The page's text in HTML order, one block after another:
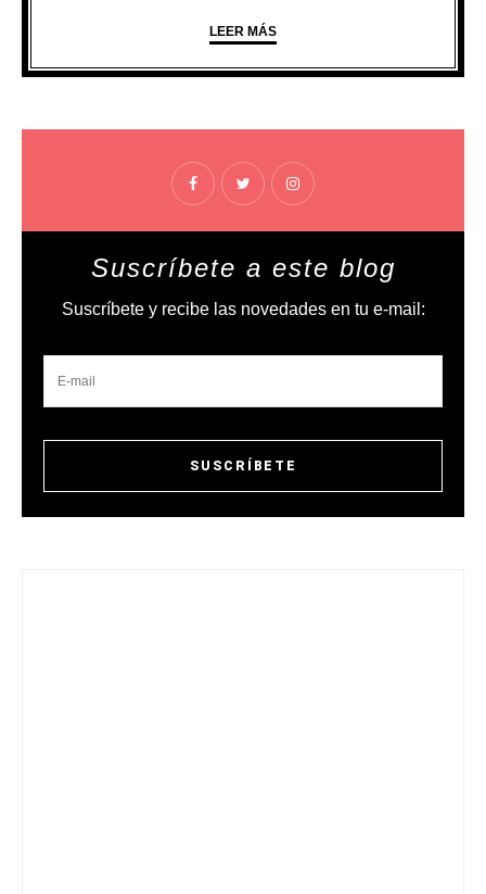
LEER MÁS
Suscríbete a este blog
Suscríbete y recibe las novedades en tu e-mail: